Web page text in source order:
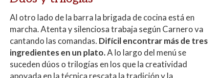
Al otro lado de la barra la brigada de cocina está en
marcha. Atenta y silenciosa trabaja según Carnero va
cantando las comandas. Difícil encontrar más de tres
ingredientes en un plato.A lo largo del menú se
suceden dúos o trilogías en los que la creatividad
apoyada en la técnica rescata la tradición y la